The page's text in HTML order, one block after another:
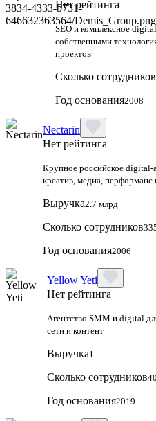
Нет рейтинга
SEO и комплексное
собственными
проектов
Сколько сотрудников
Год основания2008
Nectarin
Нет рейтинга
Крупное российское
креатив, медиа, перформанс
Выручка2.7 млрд
Сколько сотрудников
Год основания2006
Yellow Yeti
Нет рейтинга
Агентство SMM и digital
сети и контент
Выручка1
Сколько сотрудников40
Год основания2019